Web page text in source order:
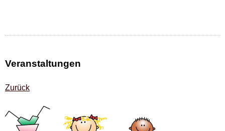
Veranstaltungen
Zurück